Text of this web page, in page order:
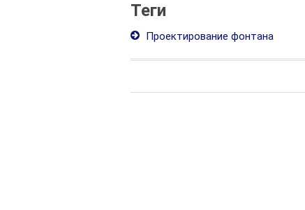
Теги
Проектирование фонтана